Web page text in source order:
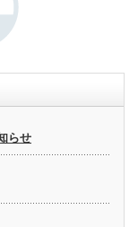
らせ